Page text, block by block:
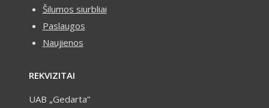
Šilumos siurbliai
Paslaugos
Naujienos
REKVIZITAI
UAB „Gedarta”